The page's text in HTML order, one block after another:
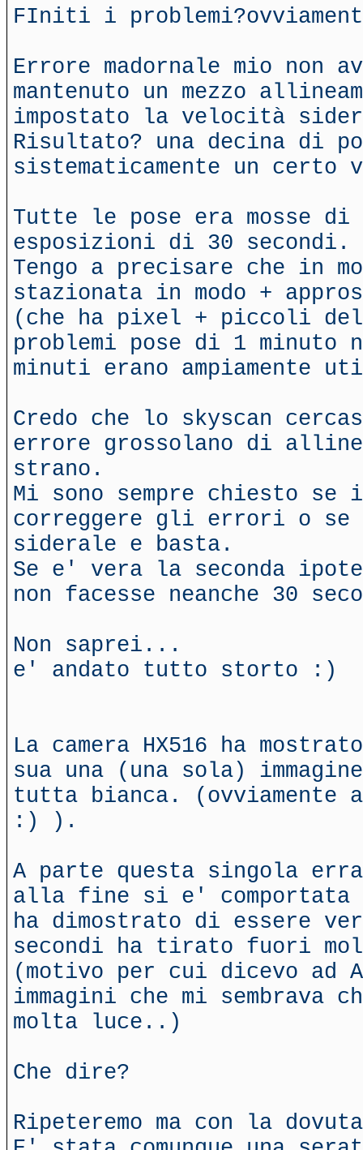
FIniti i
Errore madornale mio non
mantenuto un mezzo
impostato la velocità
Risultato? una decina di
sistematicamente un certo
Tutte le pose era mosse
esposizioni di 30 secondi.
Tengo a precisare che in
stazionata in modo +
(che ha pixel + piccoli
problemi pose di 1 minuto
minuti erano ampiamente
Credo che lo skyscan
errore grossolano di
strano.
Mi sono sempre chiesto
correggere gli errori o se
siderale e basta.
Se e' vera la seconda
non facesse neanche 30
Non saprei...
e' andato tutto storto :)
La camera HX516 ha
sua una (una sola)
tutta bianca. (ovviamente
:) ).
A parte questa singola
alla fine si e' comportata
ha dimostrato di essere
secondi ha tirato fuori
(motivo per cui dicevo ad
immagini che mi
molta luce..)
Che dire?
Ripeteremo ma con la